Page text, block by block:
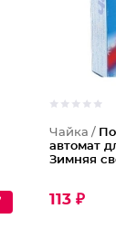
Чайка /
автомат
Зимняя
113 ₽